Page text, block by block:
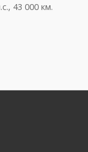
43 000 км.